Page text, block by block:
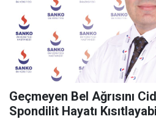
Geçmeyen Bel Ağrısını
Spondilit Hayatı